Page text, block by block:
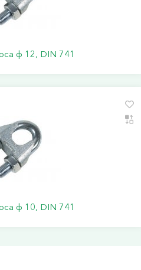
ф 12, DIN 741
ф 10, DIN 741